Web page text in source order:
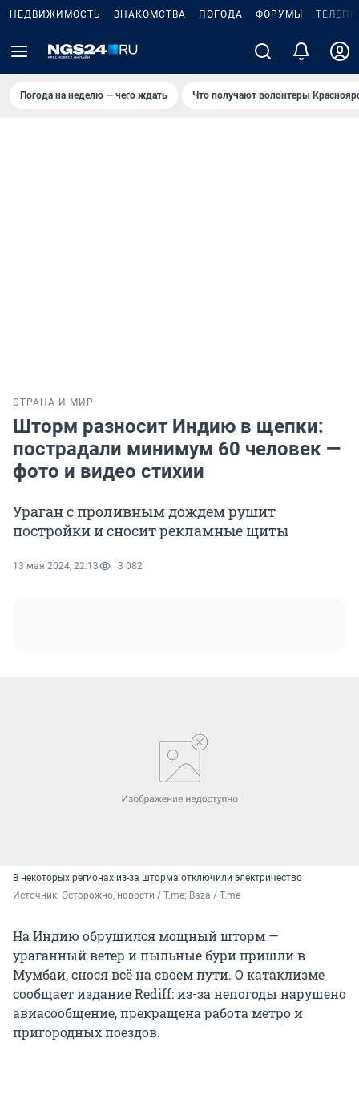
НЕДВИЖИМОСТЬ ЗНАКОМСТВА ПОГОДА ФОРУМЫ
Погода на неделю — чего ждать Что получают волонтеры
СТРАНА И МИР
Шторм разносит Индию в щепки:
пострадали минимум 60 человек —
фото и видео стихии
Ураган с проливным дождем рушит
постройки и сносит рекламные щиты
13 мая 2024, 22:13 3 082
В некоторых регионах из-за шторма отключили электричество
Источник: Осторожно, новости / T.me; Baza / T.me
На Индию обрушился мощный шторм —
ураганный ветер и пыльные бури пришли в
Мумбаи, снося всё на своем пути. О катаклизме
сообщает издание Rediff: из-за непогоды нарушено
авиасообщение, прекращена работа метро и
пригородных поездов.